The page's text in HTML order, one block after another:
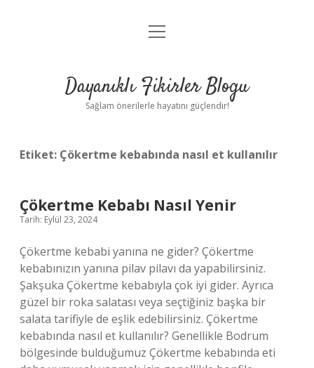
Anasayfa
Yasal Uyarı
menüyü
Dayanıklı Fikirler Blogu
Sağlam önerilerle hayatını güçlendir!
Etiket: Çökertme kebabında nasıl et kullanılır
Çökertme Kebabı Nasıl Yenir
Tarih: Eylül 23, 2024
Çökertme kebabi yanına ne gider? Çökertme
kebabınızın yanına pilav pilavı da yapabilirsiniz.
Şakşuka Çökertme kebabıyla çok iyi gider. Ayrıca
güzel bir roka salatası veya seçtiğiniz başka bir
salata tarifiyle de eşlik edebilirsiniz. Çökertme
kebabında nasıl et kullanılır? Genellikle Bodrum
bölgesinde bulduğumuz Çökertme kebabında eti